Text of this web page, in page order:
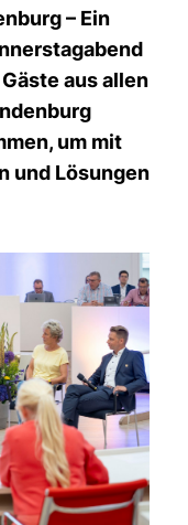
– Ein
aus allen
um mit
und Lösungen